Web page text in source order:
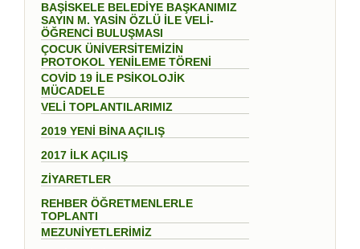
BAŞİSKELE BELEDİYE BAŞKANIMIZ
SAYIN M. YASİN ÖZLÜ İLE VELİ-
ÖĞRENCİ BULUŞMASI
ÇOCUK ÜNİVERSİTEMİZİN
PROTOKOL YENİLEME TÖRENİ
COVİD 19 İLE PSİKOLOJİK
MÜCADELE
VELİ TOPLANTILARIMIZ
2019 YENİ BİNA AÇILIŞ
2017 İLK AÇILIŞ
ZİYARETLER
REHBER ÖĞRETMENLERLE
TOPLANTI
MEZUNİYETLERİMİZ